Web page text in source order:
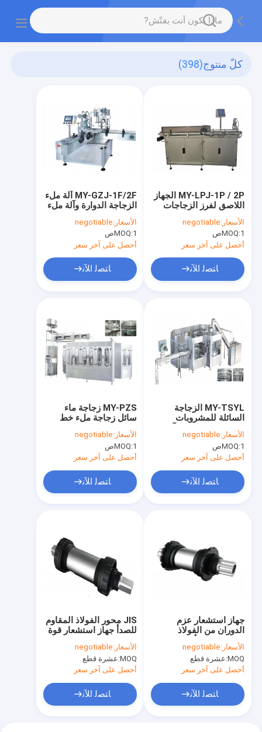
كلّ منتوج(398)
MY-GZJ-1F/2F آلة ملء
الزجاجة الدوارة وآلة ملء
زجاجة بلاستيكية / دقيقة
الأسعار:negotiable
MOQ:1ص
أحصل على آخر سعر
ﺎﺘﺼﻟ ﺍﻶﻧ
MY-LPJ-1P / 2P الجهاز
اللاصق لفرز الزجاجات
الدوارية وزجها مع مؤشر
25-40 زجاجة / دقيقة
الأسعار:negotiable
MOQ:1ص
أحصل على آخر سعر
ﺎﺘﺼﻟ ﺍﻶﻧ
MY-PZS زجاجة ماء
سائل زجاجة ملء خط
رأس
الأسعار:negotiable
MOQ:1ص
أحصل على آخر سعر
ﺎﺘﺼﻟ ﺍﻶﻧ
MY-TSYL الزجاجة
السائلة للمشروبات
الغازية محطة إنتاج آلة
التعبئة 6000-10000
زجاجة في الساعة
الأسعار:negotiable
MOQ:1ص
أحصل على آخر سعر
ﺎﺘﺼﻟ ﺍﻶﻧ
JIS محور الفولاذ المقاوم
للصدأ جهاز استشعار قوة
((VDC) للدراجات ذات
~ 90 ((N · m) IP66
الأسعار:negotiable
MOQ: عشرة قطع
أحصل على آخر سعر
ﺎﺘﺼﻟ ﺍﻶﻧ
جهاز استشعار عزم
الدوران من الفولاذ
خمسة طرق للدراجات
N · m IP66 4.5 ~ 5.5
الأسعار:negotiable
MOQ: عشرة قطع
أحصل على آخر سعر
ﺎﺘﺼﻟ ﺍﻶﻧ